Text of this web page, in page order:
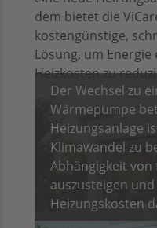
dem bietet die
kostengünstige,
Lösung, um
Heizkosten zu
Der Wechsel zu
Wärmepumpe
Heizungsanlage
Klimawandel zu
Abhängigkeit von
auszusteigen
Heizungskosten